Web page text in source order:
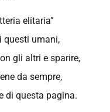
elitaria”
questi umani,
gli altri e sparire,
da sempre,
di questa pagina.